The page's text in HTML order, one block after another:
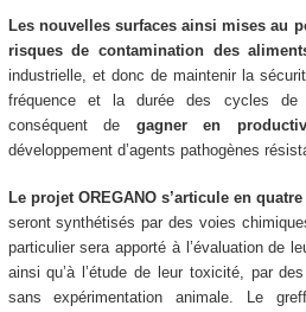
Les nouvelles surfaces ainsi mises au
risques de contamination des
industrielle, et donc de maintenir la
fréquence et la durée des cycles de
conséquent de gagner en
développement d’agents pathogènes
Le projet OREGANO s’articule en
seront synthétisés par des voies
particulier sera apporté à l’évaluation de
ainsi qu’à l’étude de leur toxicité, par
sans expérimentation animale. Le